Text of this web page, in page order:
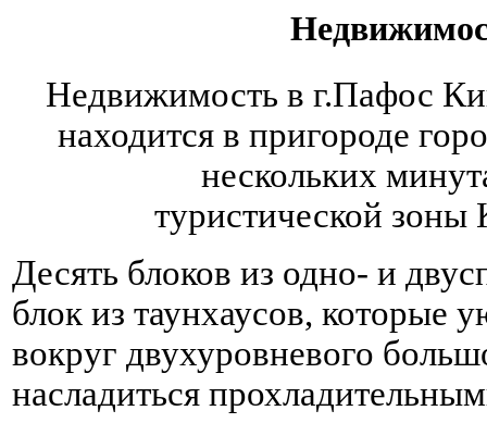
Недвижимость в г.Пафос
находится в пригороде
нескольких
туристической зоны
Десять блоков из одно- и
блок из таунхаусов, которые
вокруг двухуровневого
насладиться